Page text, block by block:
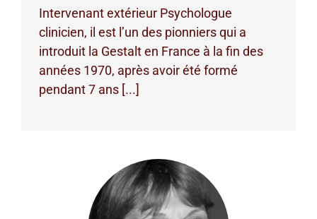
Intervenant extérieur Psychologue
clinicien, il est l’un des pionniers qui a
introduit la Gestalt en France à la fin des
années 1970, après avoir été formé
pendant 7 ans [...]